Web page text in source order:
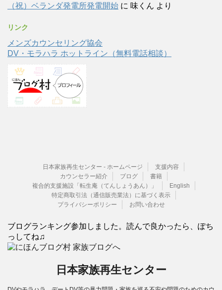
（祝）ベランダ発電所発電開始 に 味くん より
リンク
メンズカウンセリング協会
DV・モラハラ ホットライン（無料電話相談）
日本家族再生センター - ホームページ
支援内容
カウンセラー紹介
ブログ
書籍
複合的支援施設「転生庵（てんしょうあん）」
English
特定商取引法（通信販売業法）に基づく表示
プライバシーポリシー
お問い合わせ
ブログランキング参加しました。読んで良かったら、ぽち
っしてね♫
日本家族再生センター